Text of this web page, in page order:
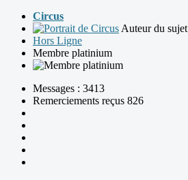
Circus
Auteur du sujet
Hors Ligne
Membre platinium
Messages : 3413
Remerciements reçus 826